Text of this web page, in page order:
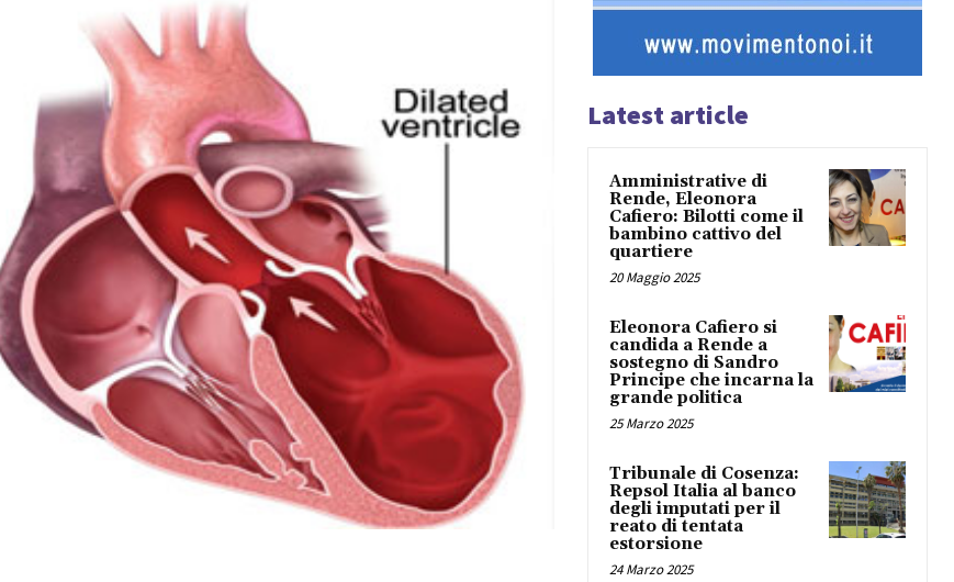
Latest article
Amministrative di
Rende, Eleonora
Cafiero: Bilotti come il
bambino cattivo del
quartiere
20 Maggio 2025
Eleonora Cafiero si
candida a Rende a
sostegno di Sandro
Principe che incarna la
grande politica
25 Marzo 2025
Tribunale di Cosenza:
Repsol Italia al banco
degli imputati per il
reato di tentata
estorsione
24 Marzo 2025